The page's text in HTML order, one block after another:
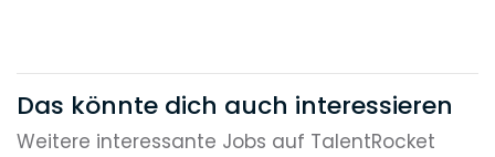
Das könnte dich auch interessieren
Weitere interessante Jobs auf TalentRocket